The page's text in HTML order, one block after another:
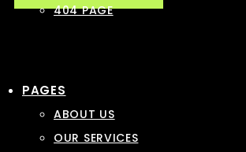
404 PAGE
PAGES
ABOUT US
OUR SERVICES